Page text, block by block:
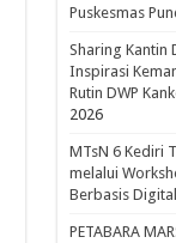
Puskesmas
Sharing Kantin
Inspirasi
Rutin DWP
2026
MTsN 6 Kediri
melalui
Berbasis
PETABARA